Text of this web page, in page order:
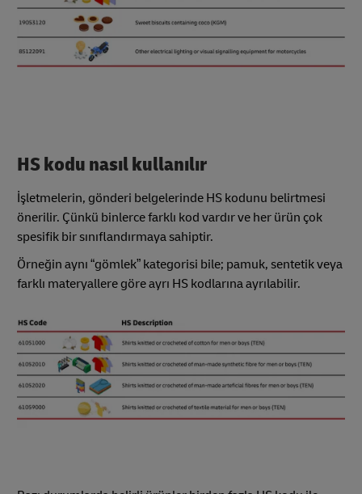
HS kodu nasıl kullanılır
İşletmelerin, gönderi belgelerinde HS kodunu belirtmesi
önerilir. Çünkü binlerce farklı kod vardır ve her ürün çok
spesifik bir sınıflandırmaya sahiptir.
Örneğin aynı “gömlek” kategorisi bile; pamuk, sentetik veya
farklı materyallere göre ayrı HS kodlarına ayrılabilir.